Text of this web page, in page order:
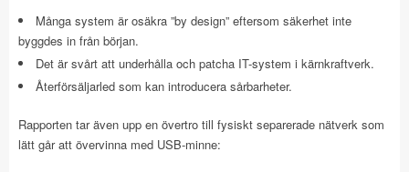
Många system är osäkra ”by design” eftersom säkerhet inte
byggdes in från början.
Det är svårt att underhålla och patcha IT-system i kärnkraftverk.
Återförsäljarled som kan introducera sårbarheter.
Rapporten tar även upp en övertro till fysiskt separerade nätverk som
lätt går att övervinna med USB-minne: